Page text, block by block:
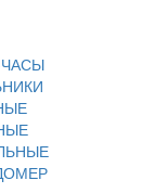
ЧАСЫ